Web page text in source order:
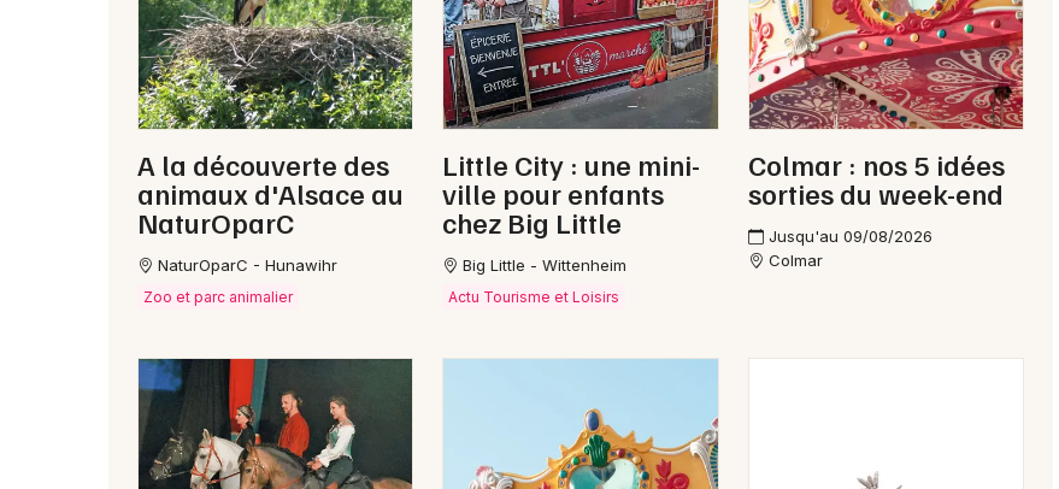
A la découverte des
animaux d'Alsace au
NaturOparC
NaturOparC - Hunawihr
Zoo et parc animalier
Little City : une mini-
ville pour enfants
chez Big Little
Big Little - Wittenheim
Actu Tourisme et Loisirs
Colmar : nos 5 idées
sorties du week-end
Jusqu'au 09/08/2026
Colmar